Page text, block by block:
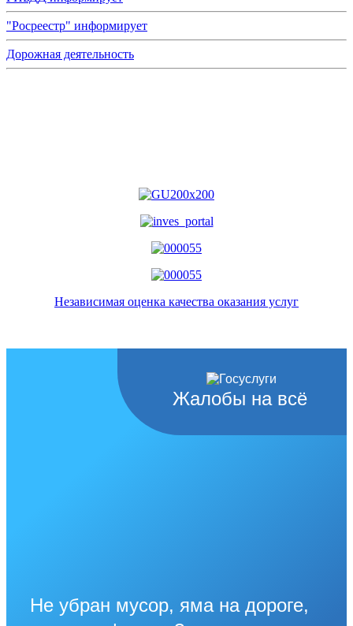
"Росреестр" информирует
Дорожная деятельность
Независимая оценка качества оказания услуг
Жалобы на всё
Не убран мусор, яма на дороге,